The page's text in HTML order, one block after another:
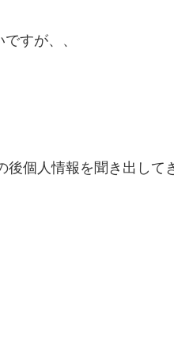
すが、、
個人情報を聞き出して